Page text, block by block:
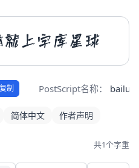
就上字库星球
复制 PostScript名称：
简体中文 作者声明
共1个字重